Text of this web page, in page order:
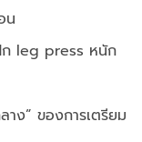
น
ก leg press หนัก
ง” ของการเตรียม